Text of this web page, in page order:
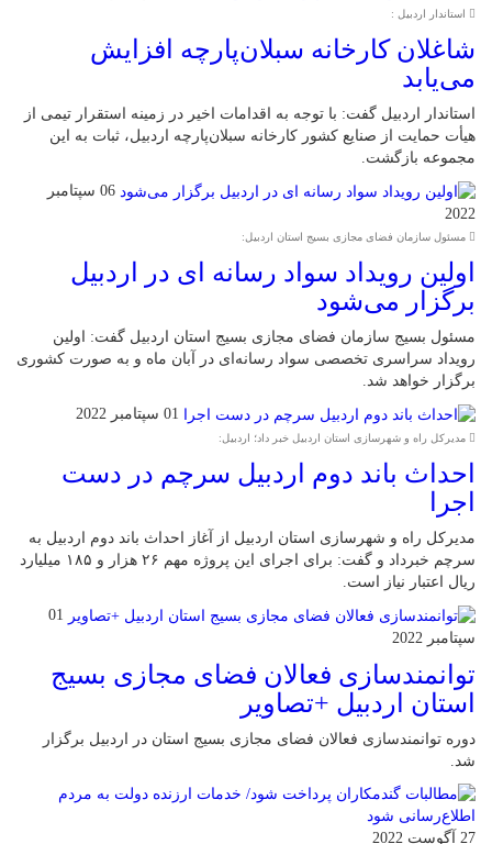
استاندار اردبیل :
شاغلان کارخانه سبلان‌پارچه افزایش
می‌یابد
استاندار اردبیل گفت: با توجه به اقدامات اخیر در زمینه استقرار تیمی از
هیأت حمایت از صنایع کشور کارخانه سبلان‌پارچه اردبیل، ثبات به این
مجموعه بازگشت.
06 سپتامبر
2022
مسئول سازمان فضای مجازی بسیج استان اردبیل:
اولین رویداد سواد رسانه ای در اردبیل
برگزار می‌شود
مسئول بسیج سازمان فضای مجازی بسیج استان اردبیل گفت: اولین
رویداد سراسری تخصصی سواد رسانه‌ای در آبان ماه و به صورت کشوری
برگزار خواهد شد.
01 سپتامبر 2022
مدیرکل راه و شهرسازی استان اردبیل خبر داد؛ اردبیل:
احداث باند دوم اردبیل سرچم در دست
اجرا
مدیرکل راه و شهرسازی استان اردبیل از آغاز احداث باند دوم اردبیل به
سرچم خبرداد و گفت: برای اجرای این پروژه مهم ۲۶ هزار و ۱۸۵ میلیارد
ریال اعتبار نیاز است.
01
سپتامبر 2022
توانمندسازی فعالان فضای مجازی بسیج
استان اردبیل +تصاویر
دوره توانمندسازی فعالان فضای مجازی بسیج استان در اردبیل برگزار
شد.
27 آگوست 2022